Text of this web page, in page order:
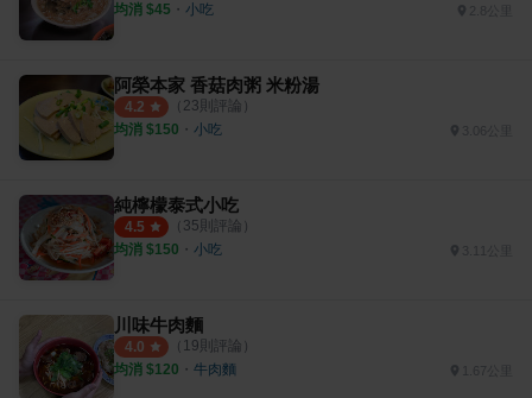
均消 $45 ・ 小吃
阿榮本家 香菇肉粥 米粉湯
4.2 （ 23則評論）
均消 $150 ・ 小吃
純檸檬泰式小吃
4.5 （ 35則評論）
均消 $150 ・ 小吃
川味牛肉麵
4.0 （ 19則評論）
均消 $120 ・ 牛肉麵